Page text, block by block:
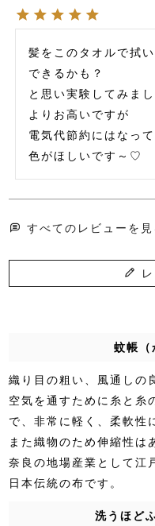
髪をこのタオルで拭
できるかも？
と思い実験してみま
よりお高いですが
電気代節約にはなっ
色がほしいです～♡
すべてのレビューを見
蚊帳（
織り目の粗い、風通しの
空気を通すために糸と糸
で、非常に軽く、柔軟性
また織物のため伸縮性は
奈良の地場産業として江
日本伝統の布です。
洗うほど